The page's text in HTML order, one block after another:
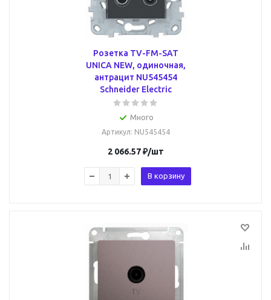
Розетка TV-FM-SAT
UNICA NEW, одиночная,
антрацит NU545454
Schneider Electric
Много
Артикул: NU545454
2 066.57₽/шт
В корзину